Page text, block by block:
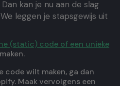
kan je nu aan de slag
leggen je stapsgewijs uit
(static) code of een unieke
code wilt maken, ga dan
Maak vervolgens een